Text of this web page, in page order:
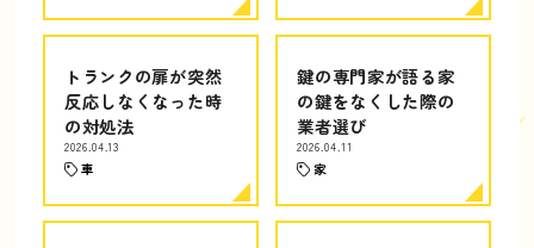
トランクの扉が突然
反応しなくなった時
の対処法
2026.04.13
車
鍵の専門家が語る家
の鍵をなくした際の
業者選び
2026.04.11
家